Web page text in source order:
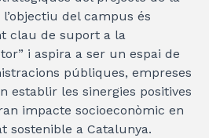
del campus és
clau de suport a la
i aspira a ser un espai de
públiques, empreses
establir les sinergies positives
impacte socioeconòmic en
a Catalunya.